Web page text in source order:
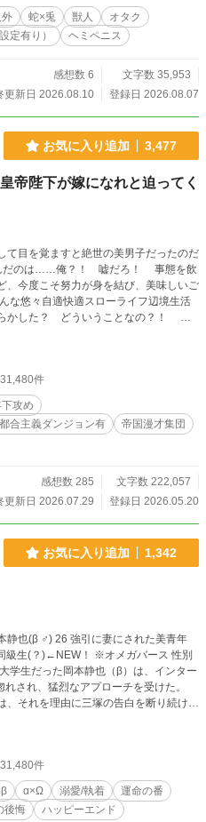
ミラビが楽しそうにする様子に戸惑う
ていて…… 【嫌われ者の執着溺愛な蛇
】のハイテンションハートフルBLで
バースに独自設定を含みます。 ※作中
ますが、あくまで異世界に生息する蛇と
ターで快適な空間を作るようにお願いし
外 蛇×兎 獣人
オタク
定有り） ヘミペニス
感想数 6
文字数 35,953
更新日 2026.08.10
登録日 2026.08.07
お気に入り追加 3,477
帝陛下が嫁になれと迫ってく
目を覚ますと絶世の美男子だったのだ
だのは……俺？！ 嘘だろ！ 事態を飲
、今度こそ努力が身を結び、美味しいご
かした？ どういうことなの？！ 皇
！ ドラゴンステーキを食べられないじ
あれば番外編の追加など考えておりま
いです。
件
攻め
合主義ダンジョン有
帝国漫才集団
感想数 285
文字数 222,057
更新日 2026.07.29
登録日 2026.05.20
お気に入り追加 1,342
！ ※オメガバース 性別
され、猛烈なアプローチを受けた。
、それを理由に三塚の告白を断り続けた
しまう。 既成事実を作る事に成功し
かし熱愛は続かず、三塚は愛人を囲い
って子どもを産む事を望んでいた。 バ
れている。可愛い愛人の願いを叶える為
。 そうして結婚生活が五年目に入っ
愛人に目が眩む三塚は、この先で自
が……。 手段を選ばず生き
件
α×Ω 溺愛/執着
運命の番
後悔 ハッピーエンド